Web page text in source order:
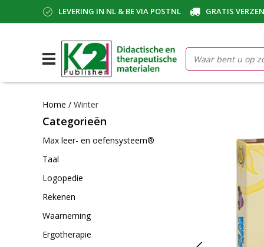
LEVERING IN NL & BE VIA POSTNL GRATIS
Home / Winter
Categorieën
Max leer- en oefensysteem®
Taal
Logopedie
Rekenen
Waarneming
Ergotherapie